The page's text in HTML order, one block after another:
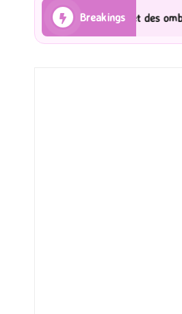
Breakings
Rayons et des ombres